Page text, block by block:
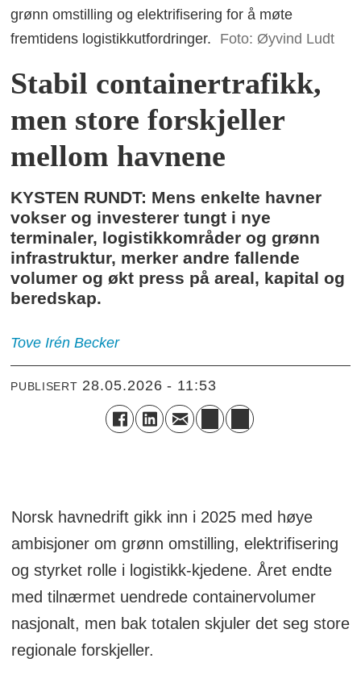
grønn omstilling og elektrifisering for å møte
fremtidens logistikkutfordringer.
Foto: Øyvind Ludt
Stabil containertrafikk,
men store forskjeller
mellom havnene
KYSTEN RUNDT: Mens enkelte havner
vokser og investerer tungt i nye
terminaler, logistikkområder og grønn
infrastruktur, merker andre fallende
volumer og økt press på areal, kapital og
beredskap.
Tove Irén Becker
PUBLISERT 28.05.2026 - 11:53
Norsk havnedrift gikk inn i 2025 med høye
ambisjoner om grønn omstilling, elektrifisering
og styrket rolle i logistikk-kjedene. Året endte
med tilnærmet uendrede containervolumer
nasjonalt, men bak totalen skjuler det seg store
regionale forskjeller.